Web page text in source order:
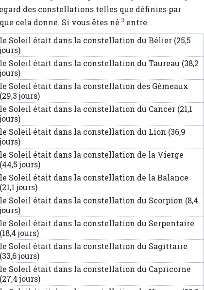
des constellations telles que définies par
cela donne. Si vous êtes né 3 entre...
le Soleil était dans la constellation du Bélier (25,5
jours)
le Soleil était dans la constellation du Taureau (38,2
jours)
le Soleil était dans la constellation des Gémeaux
(29,3 jours)
le Soleil était dans la constellation du Cancer (21,1
jours)
le Soleil était dans la constellation du Lion (36,9
jours)
le Soleil était dans la constellation de la Vierge
(44,5 jours)
le Soleil était dans la constellation de la Balance
(21,1 jours)
le Soleil était dans la constellation du Scorpion (8,4
jours)
le Soleil était dans la constellation du Serpentaire
(18,4 jours)
le Soleil était dans la constellation du Sagittaire
(33,6 jours)
le Soleil était dans la constellation du Capricorne
(27,4 jours)